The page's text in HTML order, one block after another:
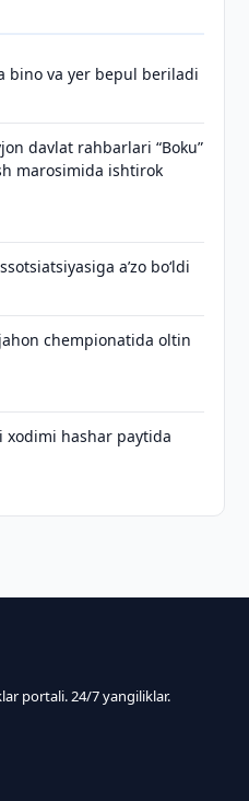
bino va yer bepul beriladi
davlat rahbarlari “Boku”
marosimida ishtirok
aʼzo bo‘ldi
chempionatida oltin
xodimi hashar paytida
portali. 24/7 yangiliklar.